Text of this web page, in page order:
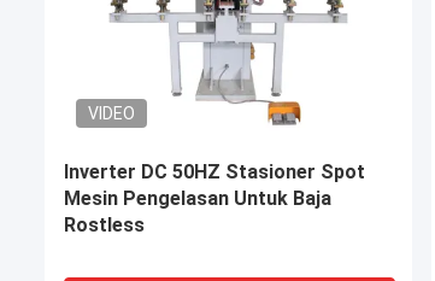
VIDEO
Single Point Steel Wire Mesh Stud
Ac Dc Mesin Pengelasan Pneumatic
Spot Welder